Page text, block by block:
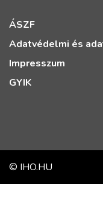
ÁSZF
Adatvédelmi és
Impresszum
GYIK
© IHO.HU